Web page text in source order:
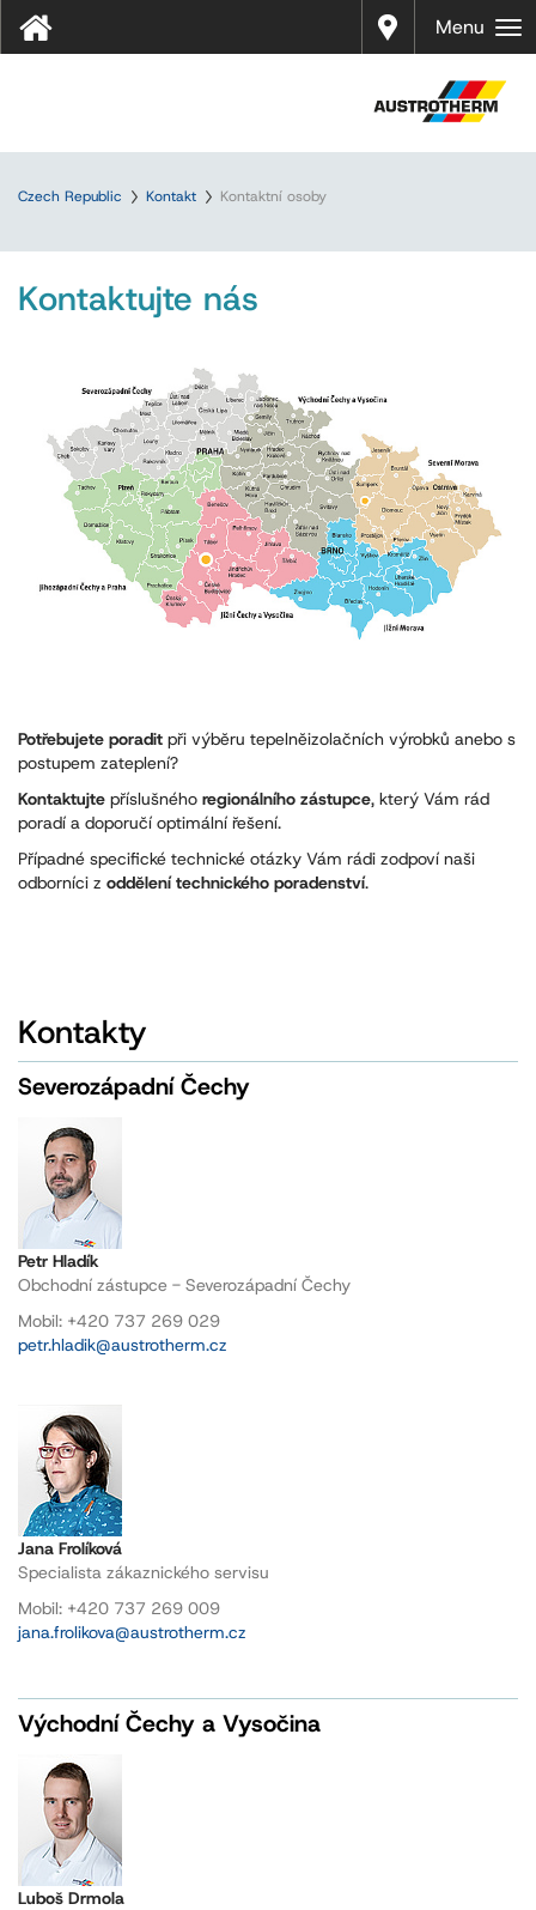
Prodej
Menu
Czech Republic Kontakt Kontaktní osoby
Kontaktujte nás
Potřebujete poradit při výběru tepelněizolačních výrobků anebo s
postupem zateplení?
Kontaktujte příslušného regionálního zástupce, který Vám rád
poradí a doporučí optimální řešení.
Případné specifické technické otázky Vám rádi zodpoví naši
odborníci z oddělení technického poradenství.
Kontakty
Severozápadní Čechy
Petr Hladík
Obchodní zástupce - Severozápadní Čechy
Mobil: +420 737 269 029
petr.hladik@austrotherm.cz
Jana Frolíková
Specialista zákaznického servisu
Mobil: +420 737 269 009
jana.frolikova@austrotherm.cz
Východní Čechy a Vysočina
Luboš Drmola